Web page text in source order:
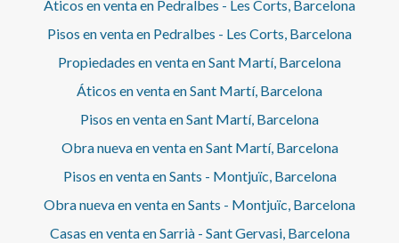
Áticos en venta en Pedralbes - Les Corts, Barcelona
Pisos en venta en Pedralbes - Les Corts, Barcelona
Propiedades en venta en Sant Martí, Barcelona
Áticos en venta en Sant Martí, Barcelona
Pisos en venta en Sant Martí, Barcelona
Obra nueva en venta en Sant Martí, Barcelona
Pisos en venta en Sants - Montjuïc, Barcelona
Obra nueva en venta en Sants - Montjuïc, Barcelona
Casas en venta en Sarrià - Sant Gervasi, Barcelona